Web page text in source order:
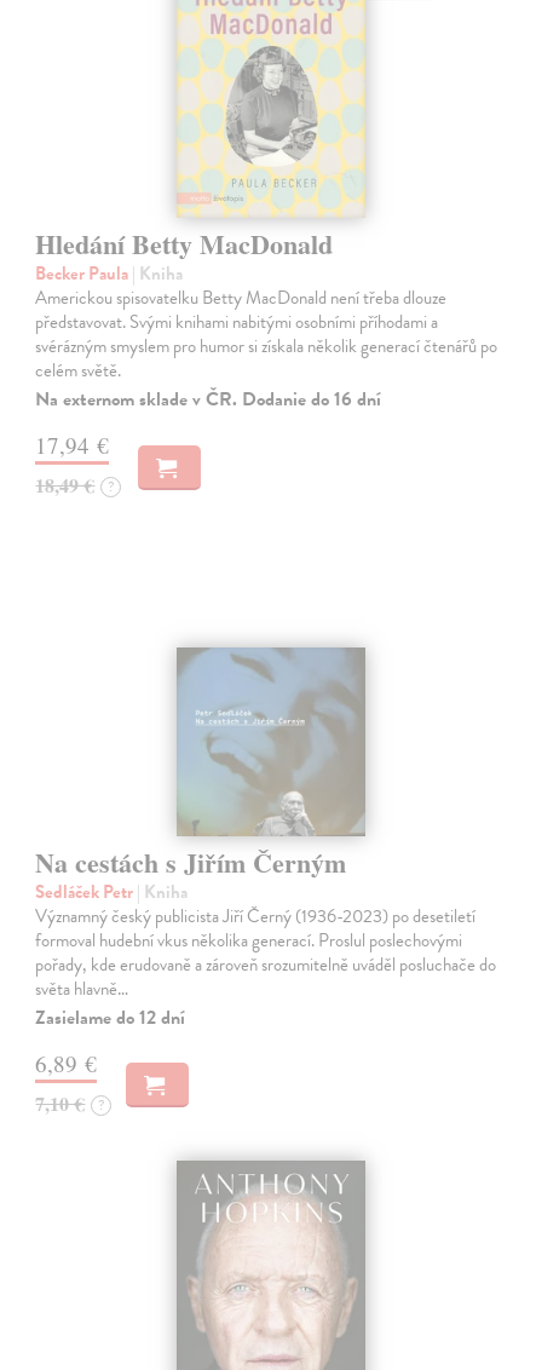
Hledání Betty MacDonald
Becker Paula| Kniha
Americkou spisovatelku Betty MacDonald není třeba dlouze
představovat. Svými knihami nabitými osobními příhodami a
svérázným smyslem pro humor si získala několik generací čtenářů po
celém světě.
Na externom sklade v ČR. Dodanie do 16 dní
17,94 €
18,49 € ?
Na cestách s Jiřím Černým
Sedláček Petr| Kniha
Významný český publicista Jiří Černý (1936-2023) po desetiletí
formoval hudební vkus několika generací. Proslul poslechovými
pořady, kde erudovaně a zároveň srozumitelně uváděl posluchače do
světa hlavně…
Zasielame do 12 dní
6,89 €
7,10 € ?